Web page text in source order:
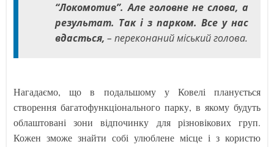
“Локомотив”. Але головне не слова, а
результат. Так і з парком. Все у нас
вдасться, – переконаний міський голова.
Нагадаємо, що в подальшому у Ковелі планується
створення багатофункціонального парку, в якому будуть
облаштовані зони відпочинку для різновікових груп.
Кожен зможе знайти собі улюблене місце і з користю